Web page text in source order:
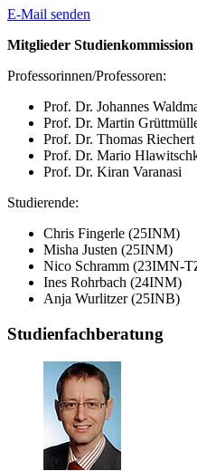
E-Mail senden
Mitglieder Studienkommission
Professorinnen/Professoren:
Prof. Dr. Johannes
Prof. Dr. Martin
Prof. Dr. Thomas Riechert
Prof. Dr. Mario
Prof. Dr. Kiran Varanasi
Studierende:
Chris Fingerle (25INM)
Misha Justen (25INM)
Nico Schramm (23IMN-
Ines Rohrbach (24INM)
Anja Wurlitzer (25INB)
Studienfachberatung